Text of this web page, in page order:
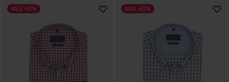
SALE -62% SALE -62%